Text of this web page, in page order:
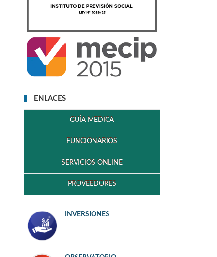
ENLACES
GUÍA MEDICA
FUNCIONARIOS
SERVICIOS ONLINE
PROVEEDORES
INVERSIONES